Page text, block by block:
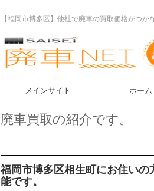
【福岡市博多区】他社で廃車の買取価格がつ
メインサイト ホーム
廃車買取の紹介です。
福岡市博多区相生町にお住い
能です。